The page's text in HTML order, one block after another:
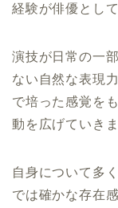
経験が俳優とし
演技が日常の一
ない自然な表現
で培った感覚を
動を広げていきま
自身について多
では確かな存在